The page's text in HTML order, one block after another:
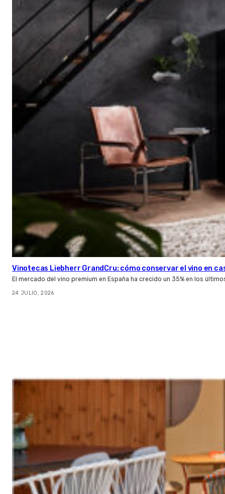
Vinotecas Liebherr GrandCru: cómo conservar el vino en
El mercado del vino premium en España ha crecido un 35% en los
24 JULIO, 2026